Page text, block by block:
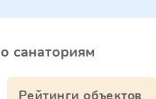
санаториям
Рейтинги объектов